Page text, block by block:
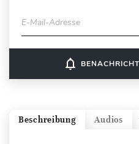
E-Mail-Adresse
notifications_none
Audios
Beschreibung